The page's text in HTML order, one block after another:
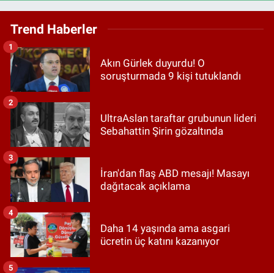
Trend Haberler
Akın Gürlek duyurdu! O
soruşturmada 9 kişi tutuklandı
1
UltraAslan taraftar grubunun lideri
Sebahattin Şirin gözaltında
2
İran'dan flaş ABD mesajı! Masayı
dağıtacak açıklama
3
Daha 14 yaşında ama asgari
ücretin üç katını kazanıyor
4
5